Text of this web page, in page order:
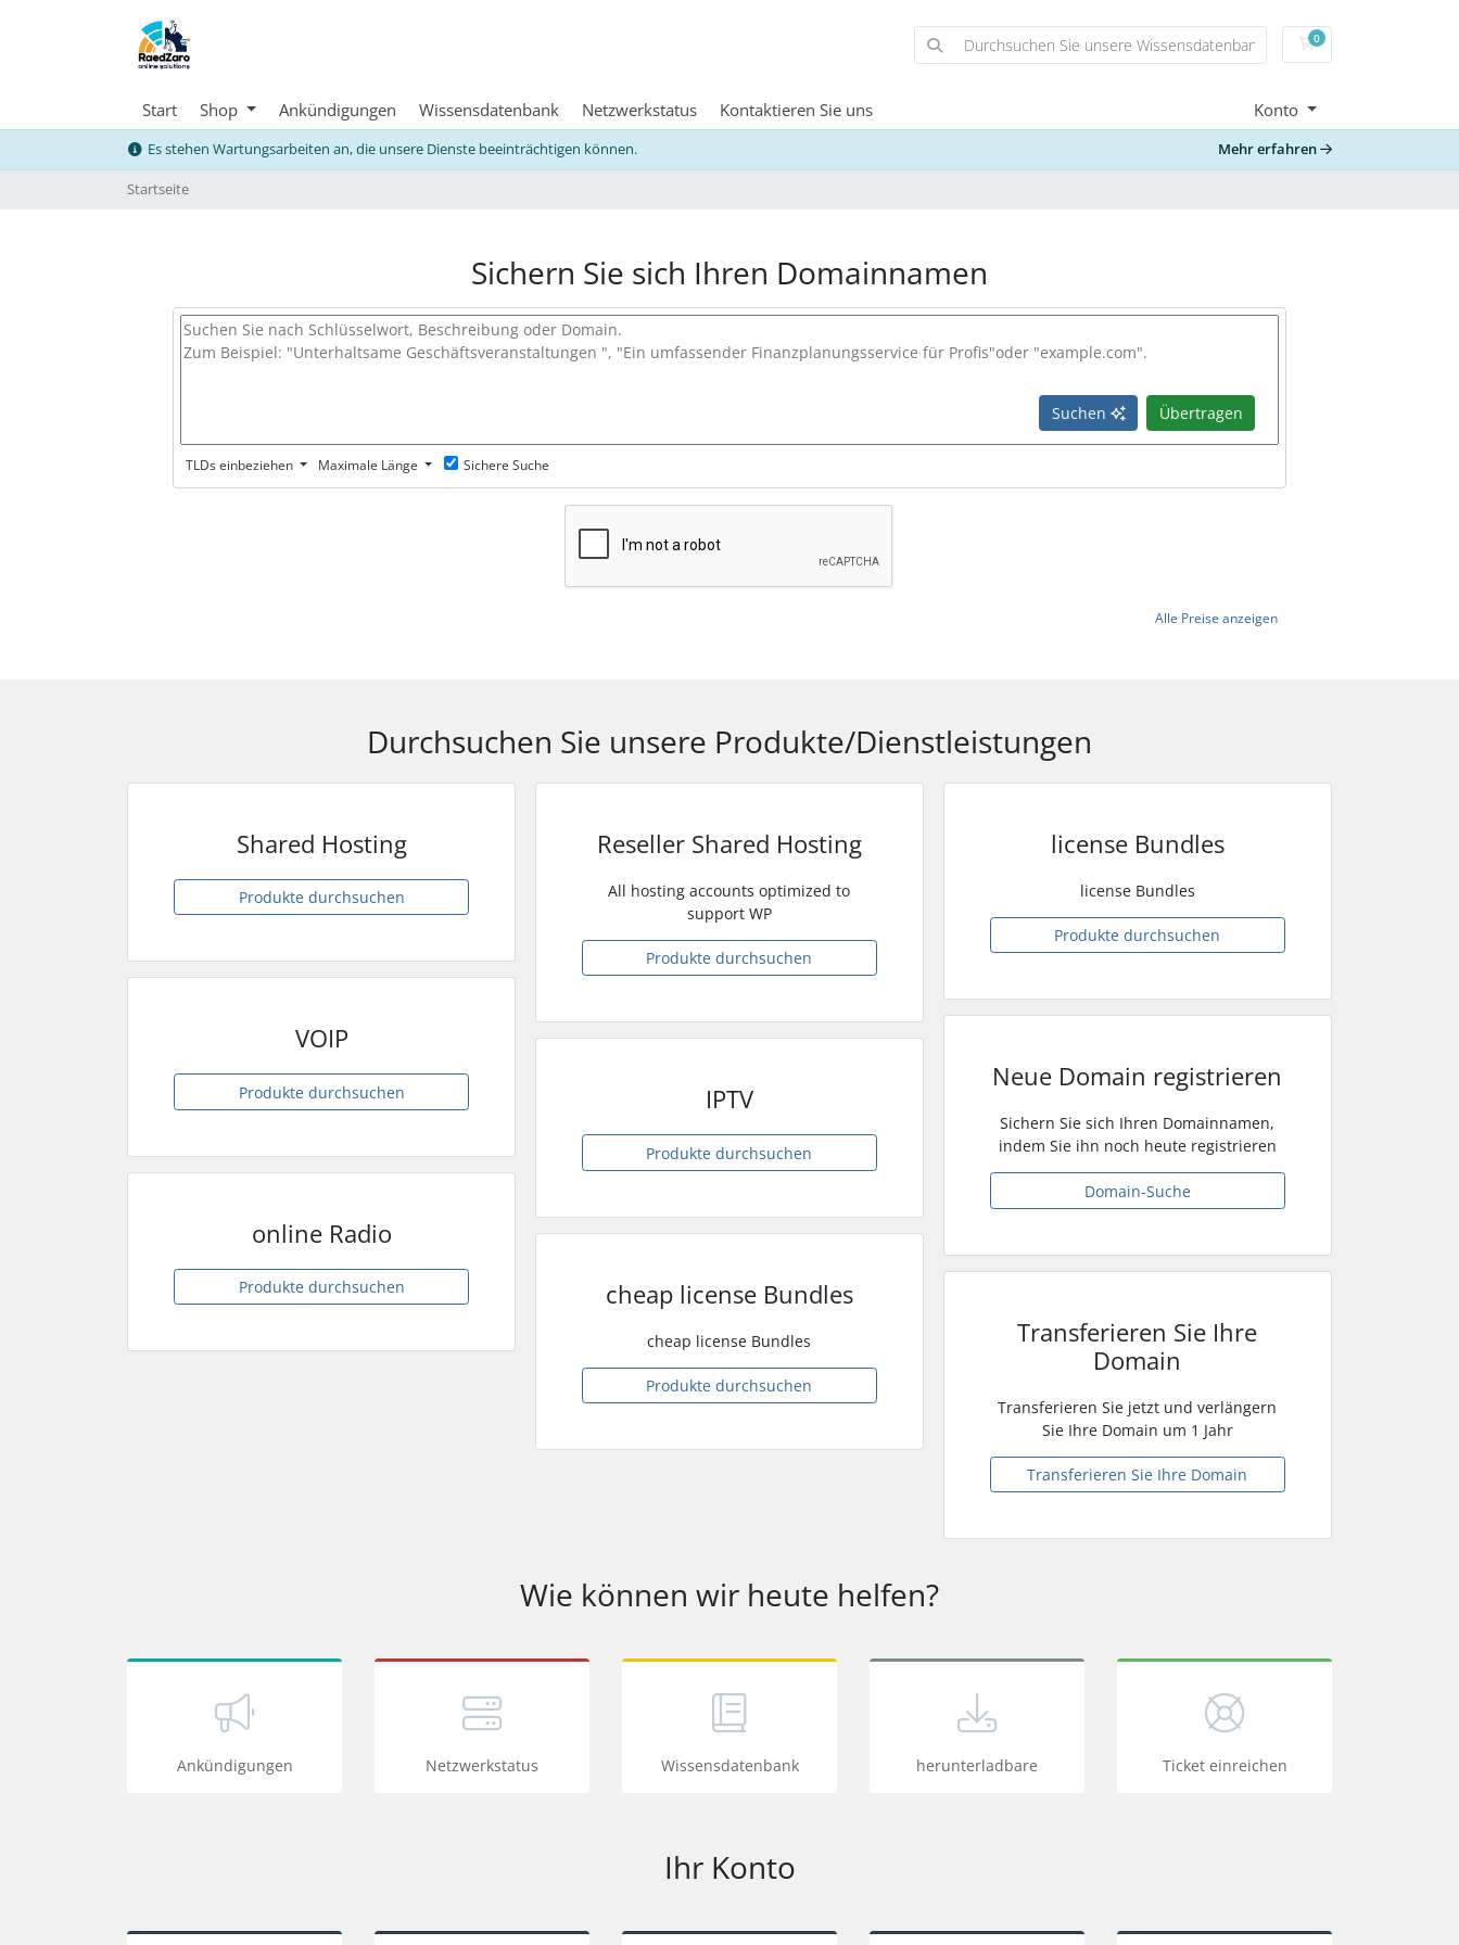
0Mein Warenkorb
Start Shop Ankündigungen Wissensdatenbank Netzwerkstatus Kontaktieren Sie uns Konto
Es stehen Wartungsarbeiten an, die unsere Dienste beeinträchtigen können. Mehr erfahren
Startseite
Sichern Sie sich Ihren Domainnamen
TLDs einbeziehen Maximale Länge Sichere Suche
Suchen Übertragen
Alle Preise anzeigen
Durchsuchen Sie unsere Produkte/Dienstleistungen
Shared Hosting
Produkte durchsuchen
VOIP
Produkte durchsuchen
online Radio
Produkte durchsuchen
Reseller Shared Hosting
All hosting accounts optimized to
support WP
Produkte durchsuchen
IPTV
Produkte durchsuchen
cheap license Bundles
cheap license Bundles
Produkte durchsuchen
license Bundles
license Bundles
Produkte durchsuchen
Neue Domain registrieren
Sichern Sie sich Ihren Domainnamen,
indem Sie ihn noch heute registrieren
Domain-Suche
Transferieren Sie Ihre
Domain
Transferieren Sie jetzt und verlängern
Sie Ihre Domain um 1 Jahr
Transferieren Sie Ihre Domain
Wie können wir heute helfen?
Ankündigungen Netzwerkstatus Wissensdatenbank herunterladbare Ticket einreichen
Ihr Konto